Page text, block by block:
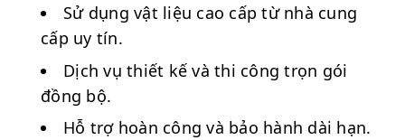
Sử dụng vật liệu cao cấp từ nhà cung
cấp uy tín.
Dịch vụ thiết kế và thi công trọn gói
đồng bộ.
Hỗ trợ hoàn công và bảo hành dài hạn.